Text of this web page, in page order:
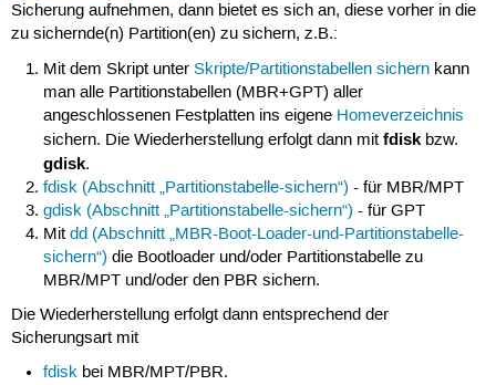
Sicherung aufnehmen, dann bietet es sich an, diese vorher in die
zu sichernde(n) Partition(en) zu sichern, z.B.:
Mit dem Skript unterSkripte/Partitionstabellen sichern kann
man alle Partitionstabellen (MBR+GPT) aller
angeschlossenen Festplatten ins eigene Homeverzeichnis
sichern. Die Wiederherstellung erfolgt dann mitfdiskbzw.
gdisk.
fdisk (Abschnitt „Partitionstabelle-sichern“) - für MBR/MPT
gdisk (Abschnitt „Partitionstabelle-sichern“) - für GPT
Mitdd (Abschnitt „MBR-Boot-Loader-und-Partitionstabelle-
sichern“) die Bootloader und/oder Partitionstabelle zu
MBR/MPT und/oder den PBR sichern.
Die Wiederherstellung erfolgt dann entsprechend der
Sicherungsart mit
fdisk bei MBR/MPT/PBR.